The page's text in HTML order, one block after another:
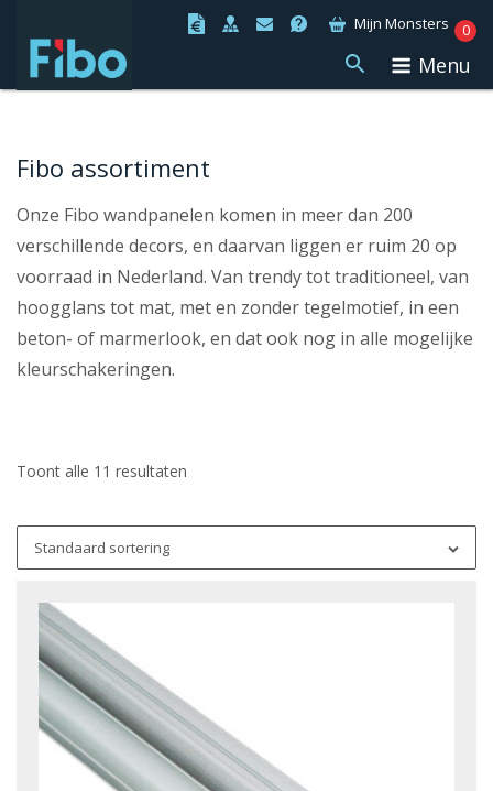
naar
Mijn Monsters 0
Menu
Fibo assortiment
Onze Fibo wandpanelen komen in meer dan 200
verschillende decors, en daarvan liggen er ruim 20 op
voorraad in Nederland. Van trendy tot traditioneel, van
hoogglans tot mat, met en zonder tegelmotief, in een
beton- of marmerlook, en dat ook nog in alle mogelijke
kleurschakeringen.
Toont alle 11 resultaten
Standaard sortering